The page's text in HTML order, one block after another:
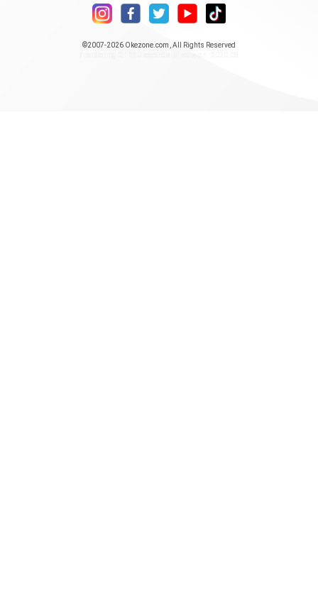
©2007-2026 Okezone.com , All Rights Reserved